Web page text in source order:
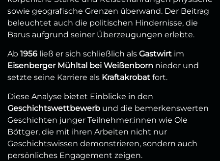
sowie geografische Grenzen überwand. Der Beitrag
beleuchtet auch die politischen Hindernisse, die
Barus aufgrund seiner Überzeugungen erlebte.
Ab 1956 ließ er sich schließlich als Gastwirt im
Eisenberger Mühltal bei Weißenborn nieder und
setzte seine Karriere als Kraftakrobat fort.
Diese Analyse bietet Einblicke in den
Geschichtswettbewerb und die bemerkenswerten
Geschichten junger Teilnehmer:innen wie Ole
Böttger, die mit ihren Arbeiten nicht nur
Geschichtswissen demonstrieren, sondern auch
persönliches Engagement zeigen.